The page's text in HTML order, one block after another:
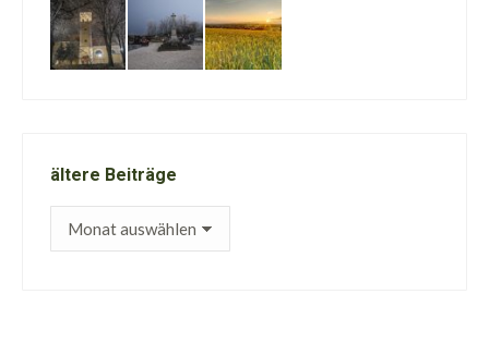
ältere Beiträge
ältere